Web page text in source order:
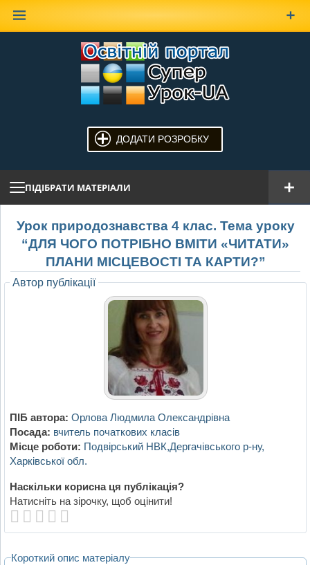
ДОДАТИ РОЗРОБКУ
ПІДІБРАТИ МАТЕРІАЛИ
Урок природознавства 4 клас. Тема уроку
“ДЛЯ ЧОГО ПОТРІБНО ВМІТИ «ЧИТАТИ»
ПЛАНИ МІСЦЕВОСТІ ТА КАРТИ?”
Автор публікації
ПІБ автора: Орлова Людмила Олександрівна
Посада: вчитель початкових класів
Місце роботи: Подвірський НВК,Дергачівського р-ну,
Харківської обл.
Наскільки корисна ця публікація?
Натисніть на зірочку, щоб оцінити!
Короткий опис матеріалу